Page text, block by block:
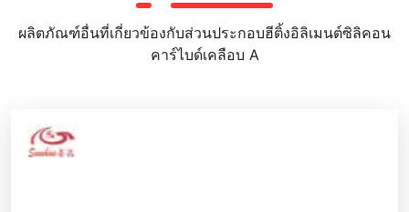
ผลิตภัณฑ์อื่นที่เกี่ยวข้องกับส่วนประกอบฮีติ้งอิลิเมนต์ซิลิคอน
คาร์ไบด์เคลือบ A